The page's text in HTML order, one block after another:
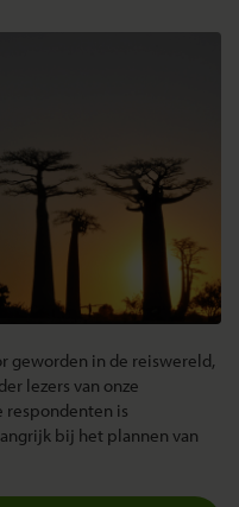
geworden in de reiswereld,
lezers van onze
respondenten is
bij het plannen van